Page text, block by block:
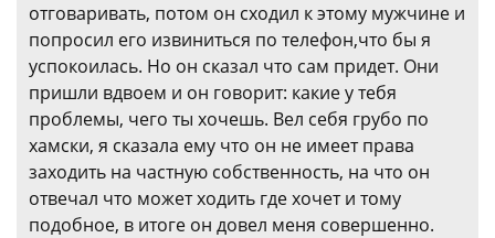
отговаривать, потом он сходил к этому мужчине и
попросил его извиниться по телефон,что бы я
успокоилась. Но он сказал что сам придет. Они
пришли вдвоем и он говорит: какие у тебя
проблемы, чего ты хочешь. Вел себя грубо по
хамски, я сказала ему что он не имеет права
заходить на частную собственность, на что он
отвечал что может ходить где хочет и тому
подобное, в итоге он довел меня совершенно.